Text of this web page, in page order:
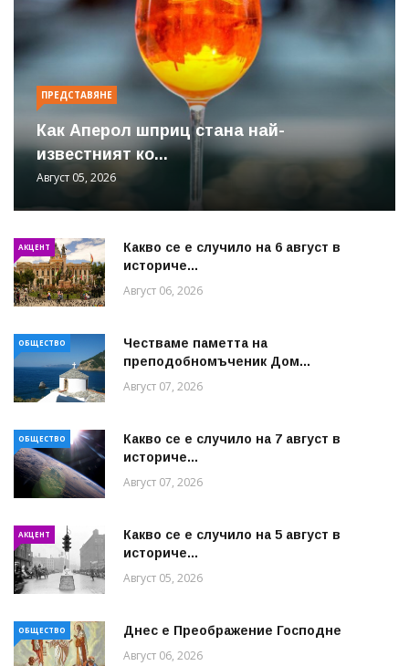
ПРЕДСТАВЯНЕ
Как Аперол шприц стана най-
известният ко...
Август 05, 2026
АКЦЕНТ
Какво се е случило на 6 август в
историче...
Август 06, 2026
ОБЩЕСТВО
Честваме паметта на
преподобномъченик Дом...
Август 07, 2026
ОБЩЕСТВО
Какво се е случило на 7 август в
историче...
Август 07, 2026
АКЦЕНТ
Какво се е случило на 5 август в
историче...
Август 05, 2026
ОБЩЕСТВО Днес е Преображение Господне
Август 06, 2026